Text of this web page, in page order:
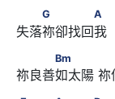
G　　　　A
G A
失落祢卻找回我
Bm　　　
Bm
祢良善如太陽